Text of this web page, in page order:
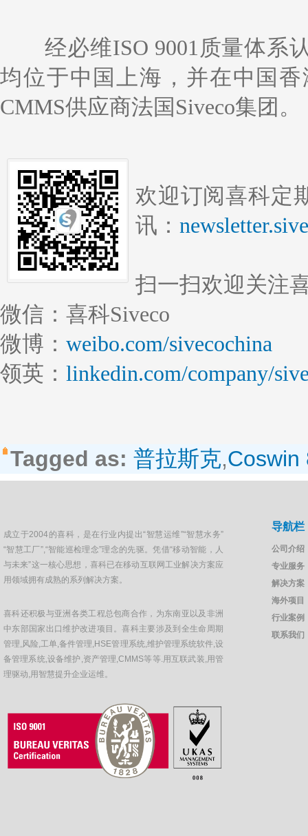
经必维ISO 9001质量体系
均位于中国上海，并在中国
CMMS供应商法国Siveco集团。
欢迎订阅喜科定
讯：
扫一扫欢迎关注
微信：喜科Siveco
微博： weibo.com/sivecochina
领英： linkedin.com/company/
Tagged as: 普拉斯克,Coswin
成立于2004的喜科，是在行业内提出“智慧运维”“智慧水务”
“智慧工厂”,“智能巡检理念”理念的先驱。凭借“移动智能，人
与未来”这一核心思想，喜科已在移动互联网工业解决方案应
用领域拥有成熟的系列解决方案。
喜科还积极与亚洲各类工程总包商合作，为东南亚以及非洲
中东部国家出口维护改进项目。喜科主要涉及到全生命周期
管理,风险,工单,备件管理,HSE管理系统,维护管理系统软件,设
备管理系统,设备维护,资产管理,CMMS等等.用互联武装,用管
理驱动,用智慧提升企业运维。
导航栏
公司介绍
专业服务
解决方案
海外项目
行业案例
联系我们